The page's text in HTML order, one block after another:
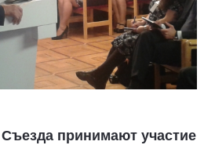
принимают участие